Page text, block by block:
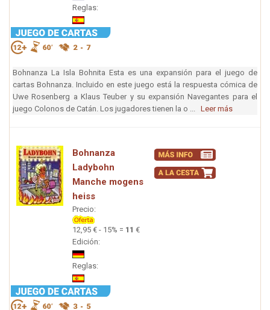
Reglas:
Bohnanza La Isla Bohnita Esta es una expansión para el juego de
cartas Bohnanza. Incluido en este juego está la respuesta cómica de
Uwe Rosenberg a Klaus Teuber y su expansión Navegantes para el
juego Colonos de Catán. Los jugadores tienen la o ... Leer más
Bohnanza
Ladybohn
Manche mogens
heiss
Precio:
12,95 € - 15% = 11 €
Edición:
Reglas: